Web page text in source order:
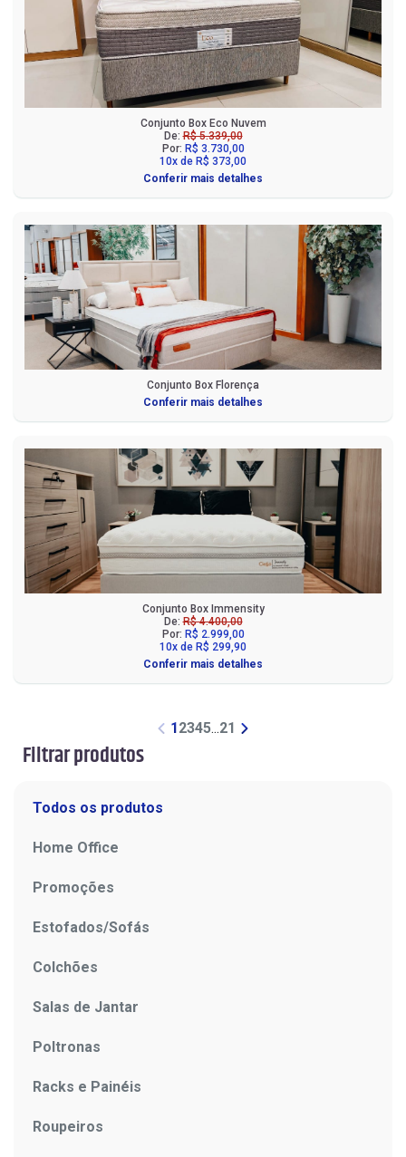
Filtrar produtos
Todos os produtos
Home Office
Promoções
Estofados/Sofás
Colchões
Salas de Jantar
Poltronas
Racks e Painéis
Roupeiros
Conjunto Box Eco Nuvem
De:R$ 5.339,00
Por: R$ 3.730,00
10x de R$ 373,00
Conferir mais detalhes
Conjunto Box Florença
Conferir mais detalhes
Conjunto Box Immensity
De:R$ 4.400,00
Por: R$ 2.999,00
10x de R$ 299,90
Conferir mais detalhes
1 2345...21